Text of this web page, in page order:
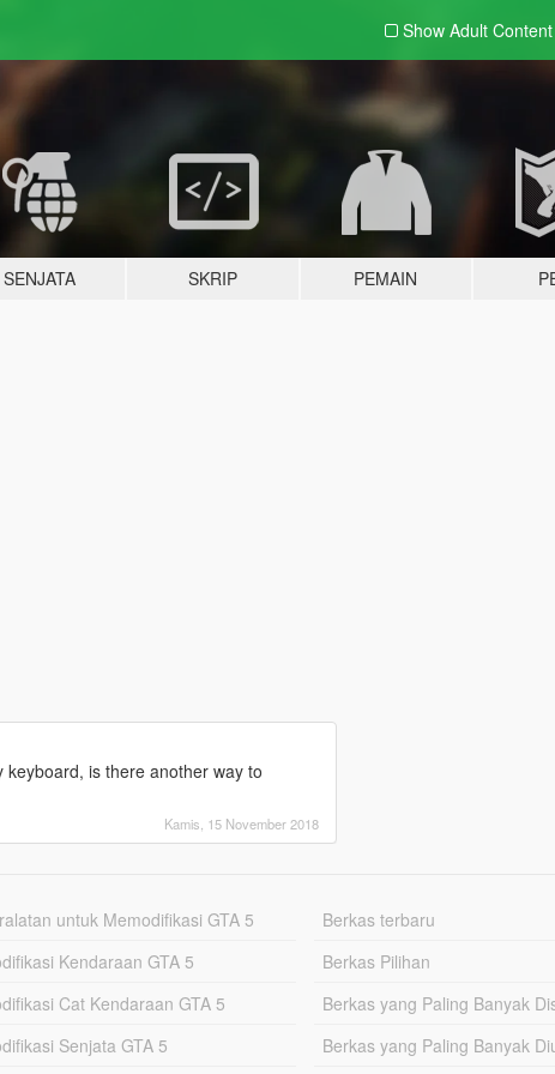
Show Adult Content
SENJATA SKRIP PEMAIN
is there another way to
Kamis, 15 November 2018
untuk Memodifikasi GTA 5
Kendaraan GTA 5
Cat Kendaraan GTA 5
Senjata GTA 5
Berkas terbaru
Berkas Pilihan
Berkas yang Paling Banyak
Berkas yang Paling Banyak